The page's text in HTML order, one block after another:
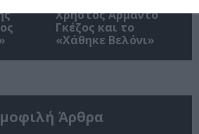
Χρήστος Αρμάντο
Γκέζος και το
«Χάθηκε Βελόνι»
Άρθρα